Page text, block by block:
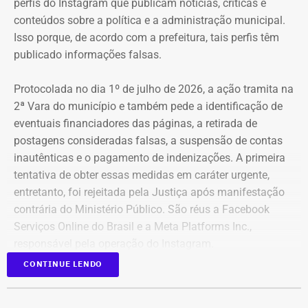
perfis do Instagram que publicam notícias, críticas e
conteúdos sobre a política e a administração municipal.
Isso porque, de acordo com a prefeitura, tais perfis têm
publicado informações falsas.
Protocolada no dia 1º de julho de 2026, a ação tramita na
2ª Vara do município e também pede a identificação de
eventuais financiadores das páginas, a retirada de
postagens consideradas falsas, a suspensão de contas
inautênticas e o pagamento de indenizações. A primeira
tentativa de obter essas medidas em caráter urgente,
entretanto, foi rejeitada pela Justiça após manifestação
contrária do Ministério Público. São réus a Facebook
Serviços Online do Brasil e a Meta Platforms Inc.,
Os administradores dos perfis não foram incluídos no
CONTINUE LENDO